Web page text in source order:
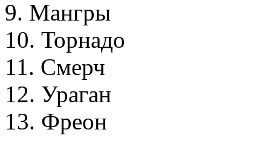
9. Мангры
10. Торнадо
11. Смерч
12. Ураган
13. Фреон